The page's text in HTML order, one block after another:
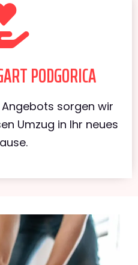
PODGORICA
sorgen wir
Umzug in Ihr neues